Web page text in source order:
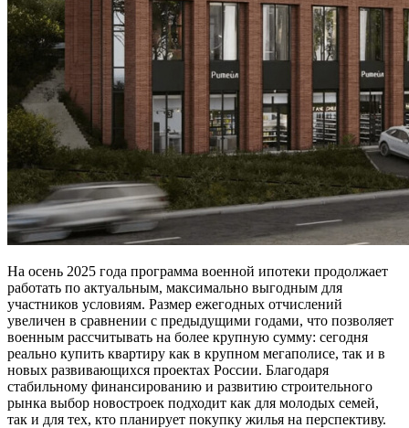
На осень 2025 года программа военной ипотеки продолжает
работать по актуальным, максимально выгодным для
участников условиям. Размер ежегодных отчислений
увеличен в сравнении с предыдущими годами, что позволяет
военным рассчитывать на более крупную сумму: сегодня
реально купить квартиру как в крупном мегаполисе, так и в
новых развивающихся проектах России. Благодаря
стабильному финансированию и развитию строительного
рынка выбор новостроек подходит как для молодых семей,
так и для тех, кто планирует покупку жилья на перспективу.